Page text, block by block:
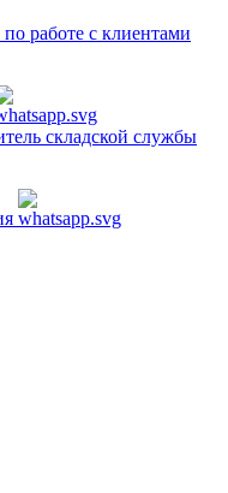
работе с клиентами
складской службы